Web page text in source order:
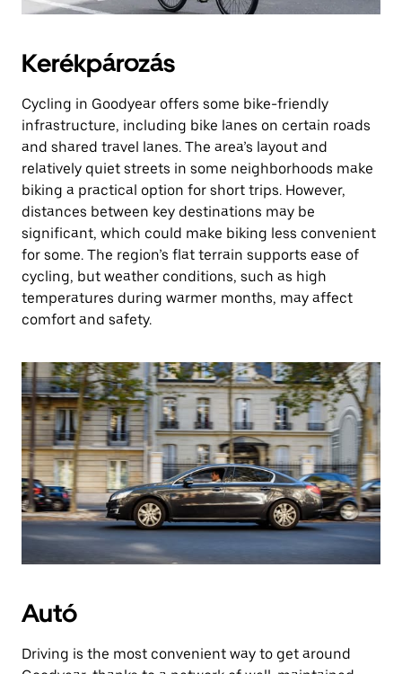
Kerékpározás
Cycling in Goodyear offers some bike-friendly
infrastructure, including bike lanes on certain roads
and shared travel lanes. The area’s layout and
relatively quiet streets in some neighborhoods make
biking a practical option for short trips. However,
distances between key destinations may be
significant, which could make biking less convenient
for some. The region’s flat terrain supports ease of
cycling, but weather conditions, such as high
temperatures during warmer months, may affect
comfort and safety.
Autó
Driving is the most convenient way to get around